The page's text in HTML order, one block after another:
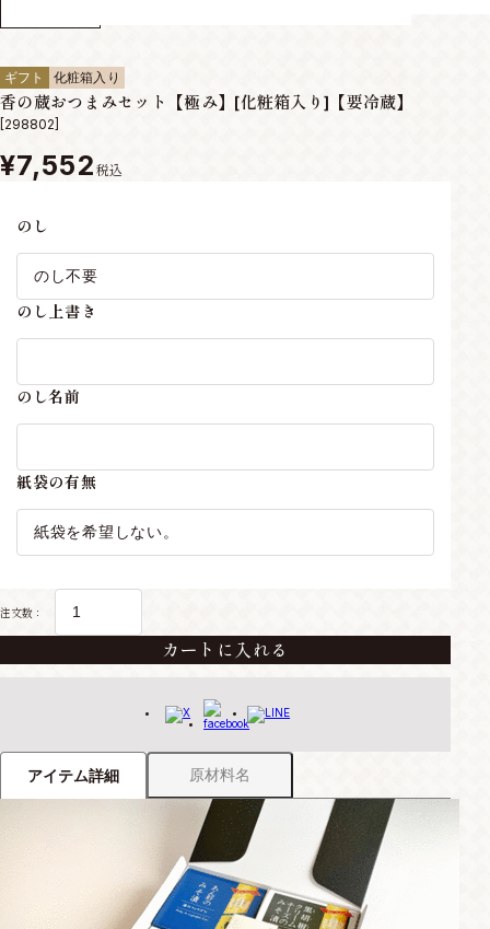
ギフト 化粧箱入り
香の蔵おつまみセット【極み】[化粧箱入り]【要冷蔵】
[298802]
¥7,552 税込
のし
のし上書き
のし名前
紙袋の有無
注文数：
カートに入れる
アイテム詳細 原材料名